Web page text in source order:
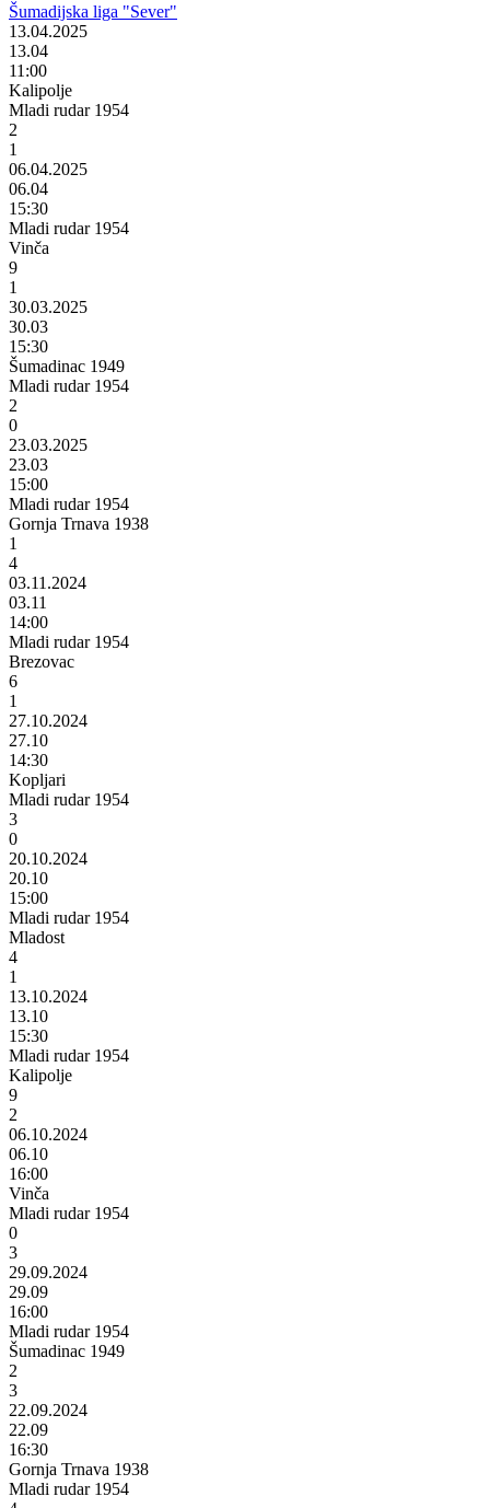
Šumadijska liga "Sever"
13.04.2025
13.04
11:00
Kalipolje
Mladi rudar 1954
2
1
06.04.2025
06.04
15:30
Mladi rudar 1954
Vinča
9
1
30.03.2025
30.03
15:30
Šumadinac 1949
Mladi rudar 1954
2
0
23.03.2025
23.03
15:00
Mladi rudar 1954
Gornja Trnava 1938
1
4
03.11.2024
03.11
14:00
Mladi rudar 1954
Brezovac
6
1
27.10.2024
27.10
14:30
Kopljari
Mladi rudar 1954
3
0
20.10.2024
20.10
15:00
Mladi rudar 1954
Mladost
4
1
13.10.2024
13.10
15:30
Mladi rudar 1954
Kalipolje
9
2
06.10.2024
06.10
16:00
Vinča
Mladi rudar 1954
0
3
29.09.2024
29.09
16:00
Mladi rudar 1954
Šumadinac 1949
2
3
22.09.2024
22.09
16:30
Gornja Trnava 1938
Mladi rudar 1954